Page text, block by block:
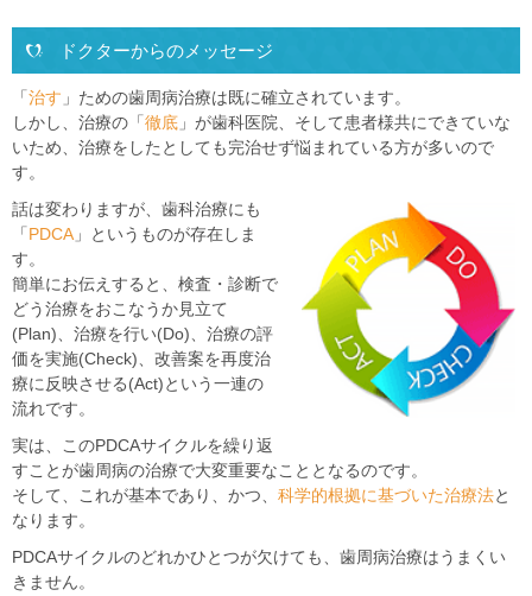
ドクターからのメッセージ
「 治す 」ための歯周病治療は既に確立されています。
しかし、治療の「 徹底 」が歯科医院、そして患者様共にできていな
いため、治療をしたとしても完治せず悩まれている方が多いので
す。
話は変わりますが、歯科治療にも
「 PDCA」というものが存在しま
す。
簡単にお伝えすると、検査・診断で
どう治療をおこなうか見立て
(Plan)、治療を行い(Do)、治療の評
価を実施(Check)、改善案を再度治
療に反映させる(Act)という一連の
流れです。
実は、このPDCAサイクルを繰り返
すことが歯周病の治療で大変重要なこととなるのです。
そして、これが基本であり、かつ、 科学的根拠に基づいた治療法と
なります。
PDCAサイクルのどれかひとつが欠けても、歯周病治療はうまくい
きません。